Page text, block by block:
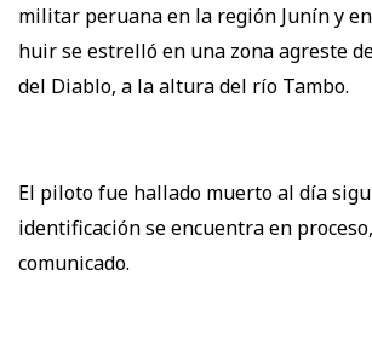
militar peruana en la región Junín y
huir se estrelló en una zona agreste
del Diablo, a la altura del río Tambo.
El piloto fue hallado muerto al día
identificación se encuentra en
comunicado.